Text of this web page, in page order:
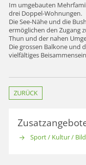
Im umgebauten
drei Doppel-Wohnungen.
Die See-Nähe und die
ermöglichen den Zugang
Thun und der nahen
Die grossen Balkone und
vielfältiges
ZURÜCK
Sport / Kultur /